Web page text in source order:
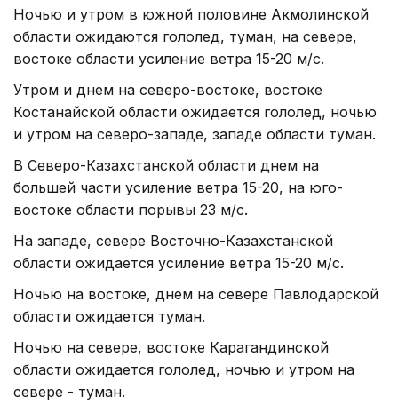
Ночью и утром в южной половине Акмолинской
области ожидаются гололед, туман, на севере,
востоке области усиление ветра 15-20 м/с.
Утром и днем на северо-востоке, востоке
Костанайской области ожидается гололед, ночью
и утром на северо-западе, западе области туман.
В Северо-Казахстанской области днем на
большей части усиление ветра 15-20, на юго-
востоке области порывы 23 м/с.
На западе, севере Восточно-Казахстанской
области ожидается усиление ветра 15-20 м/с.
Ночью на востоке, днем на севере Павлодарской
области ожидается туман.
Ночью на севере, востоке Карагандинской
области ожидается гололед, ночью и утром на
севере - туман.